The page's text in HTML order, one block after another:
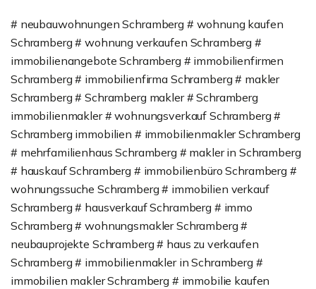
# neubauwohnungen Schramberg # wohnung kaufen
Schramberg # wohnung verkaufen Schramberg #
immobilienangebote Schramberg # immobilienfirmen
Schramberg # immobilienfirma Schramberg # makler
Schramberg # Schramberg makler # Schramberg
immobilienmakler # wohnungsverkauf Schramberg #
Schramberg immobilien # immobilienmakler Schramberg
# mehrfamilienhaus Schramberg # makler in Schramberg
# hauskauf Schramberg # immobilienbüro Schramberg #
wohnungssuche Schramberg # immobilien verkauf
Schramberg # hausverkauf Schramberg # immo
Schramberg # wohnungsmakler Schramberg #
neubauprojekte Schramberg # haus zu verkaufen
Schramberg # immobilienmakler in Schramberg #
immobilien makler Schramberg # immobilie kaufen